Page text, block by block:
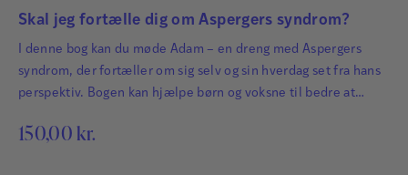
Skal jeg fortælle dig om Aspergers syndrom?
I denne bog kan du møde Adam – en dreng med Aspergers
syndrom, der fortæller om sig selv og sin hverdag set fra hans
perspektiv. Bogen kan hjælpe børn og voksne til bedre at
syndrom. Adam beskriver bl.a.: hvad Aspergers syndrom er, og
150,00 kr.